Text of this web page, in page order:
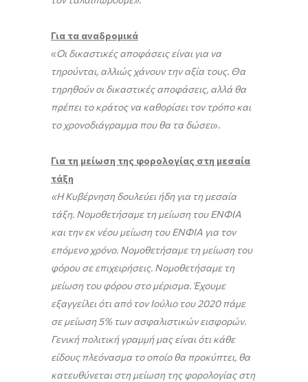
Για τα αναδρομικά
«Οι δικαστικές αποφάσεις είναι για να
τηρούνται, αλλιώς χάνουν την αξία τους. Θα
τηρηθούν οι δικαστικές αποφάσεις, αλλά θα
πρέπει το κράτος να καθορίσει τον τρόπο και
το χρονοδιάγραμμα που θα τα δώσει».
Για τη μείωση της φορολογίας στη μεσαία
τάξη
«Η Κυβέρνηση δουλεύει ήδη για τη μεσαία
τάξη. Νομοθετήσαμε τη μείωση του ΕΝΦΙΑ
και την εκ νέου μείωση του ΕΝΦΙΑ για τον
επόμενο χρόνο. Νομοθετήσαμε τη μείωση του
φόρου σε επιχειρήσεις. Νομοθετήσαμε τη
μείωση του φόρου στο μέρισμα. Έχουμε
εξαγγείλει ότι από τον Ιούλιο του 2020 πάμε
σε μείωση 5% των ασφαλιστικών εισφορών.
Γενική πολιτική γραμμή μας είναι ότι κάθε
είδους πλεόνασμα το οποίο θα προκύπτει, θα
κατευθύνεται στη μείωση της φορολογίας στη